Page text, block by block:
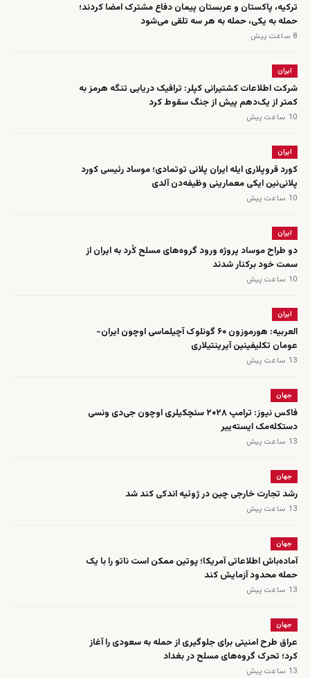
ترکیه، پاکستان و عربستان پیمان دفاع مشترک امضا کردند؛
حمله به یکی، حمله به هر سه تلقی می‌شود
8 ساعت پیش
ایران
شرکت اطلاعات کشتیرانی کپلر: ترافیک دریایی تنگه هرمز به
کمتر از یک‌دهم پیش از جنگ سقوط کرد
10 ساعت پیش
ایران
کورد قروپلاری ایله ایران پلانی توتمادی؛ موساد رئیسی کورد
پلانی‌نین ایکی معمارینی وظیفه‌دن آلدی
10 ساعت پیش
ایران
دو طراح موساد پروژه ورود گروه‌های مسلح کُرد به ایران از
سمت خود برکنار شدند
10 ساعت پیش
ایران
العربیه: هورموزون ۶۰ گونلوک آچیلماسی اوچون ایران-
عومان تکلیفینین آیرینتیلاری
13 ساعت پیش
جهان
فاکس نیوز: ترامپ ۲۰۲۸ سئچکیلری اوچون جی‌دی ونسی
دستکله‌مک ایسته‌ییر
13 ساعت پیش
جهان
رشد تجارت خارجی چین در ژوئیه اندکی کند شد
13 ساعت پیش
جهان
آماده‌باش اطلاعاتی آمریکا؛ پوتین ممکن است ناتو را با یک
حمله محدود آزمایش کند
13 ساعت پیش
جهان
عراق طرح امنیتی برای جلوگیری از حمله به سعودی را آغاز
کرد؛ تحرک گروه‌های مسلح در بغداد
13 ساعت پیش